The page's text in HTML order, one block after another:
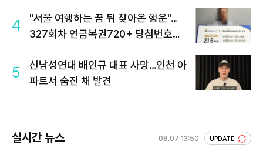
4
"서울 여행하는 꿈 뒤 찾아온 행운"…
327회차 연금복권720+ 당첨번호조
5
신남성연대 배인규 대표 사망…인천 아
파트서 숨진 채 발견
실시간 뉴스 08.07 13:50 UPDATE